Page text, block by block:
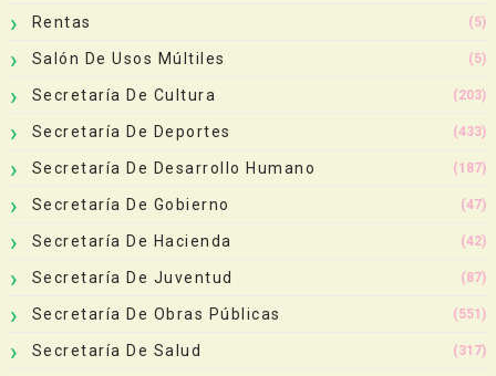
Rentas (5)
Salón De Usos Múltiles (5)
Secretaría De Cultura (203)
Secretaría De Deportes (433)
Secretaría De Desarrollo Humano (187)
Secretaría De Gobierno (47)
Secretaría De Hacienda (42)
Secretaría De Juventud (87)
Secretaría De Obras Públicas (551)
Secretaría De Salud (317)